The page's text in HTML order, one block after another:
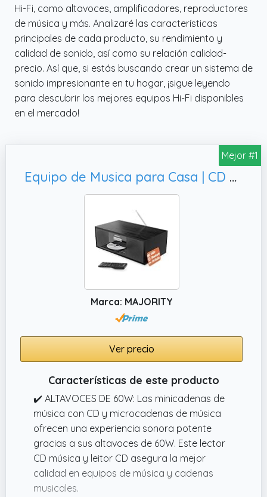
Hi-Fi, como altavoces, amplificadores, reproductores
de música y más. Analizaré las características
principales de cada producto, su rendimiento y
calidad de sonido, así como su relación calidad-
precio. Así que, si estás buscando crear un sistema de
sonido impresionante en tu hogar, ¡sigue leyendo
para descubrir los mejores equipos Hi-Fi disponibles
en el mercado!
Mejor #1
Equipo de Musica para Casa | CD Player HiFi con 60W Altavoces | Minicadenas de Musica con CD y Dab+ | Bluetooth Microcadenas de Musica | Radio FM Reproductor de CD HiFi Microcadena | OAKCASTLE DAB500
Marca: MAJORITY
Ver precio
Características de este producto
✔️ ALTAVOCES DE 60W: Las minicadenas de
música con CD y microcadenas de música
ofrecen una experiencia sonora potente
gracias a sus altavoces de 60W. Este lector
CD música y leitor CD asegura la mejor
calidad en equipos de música y cadenas
musicales.